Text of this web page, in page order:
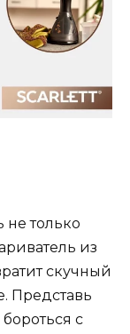
не только
из
скучный
Представь
с